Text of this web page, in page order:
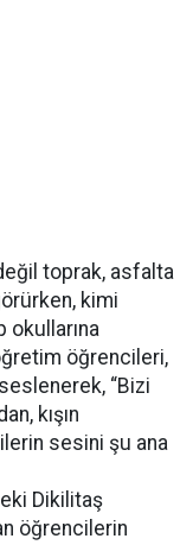
toprak, asfalta
kimi
okullarına
öğrencileri,
“Bizi
kışın
sesini şu ana
Dikilitaş
öğrencilerin